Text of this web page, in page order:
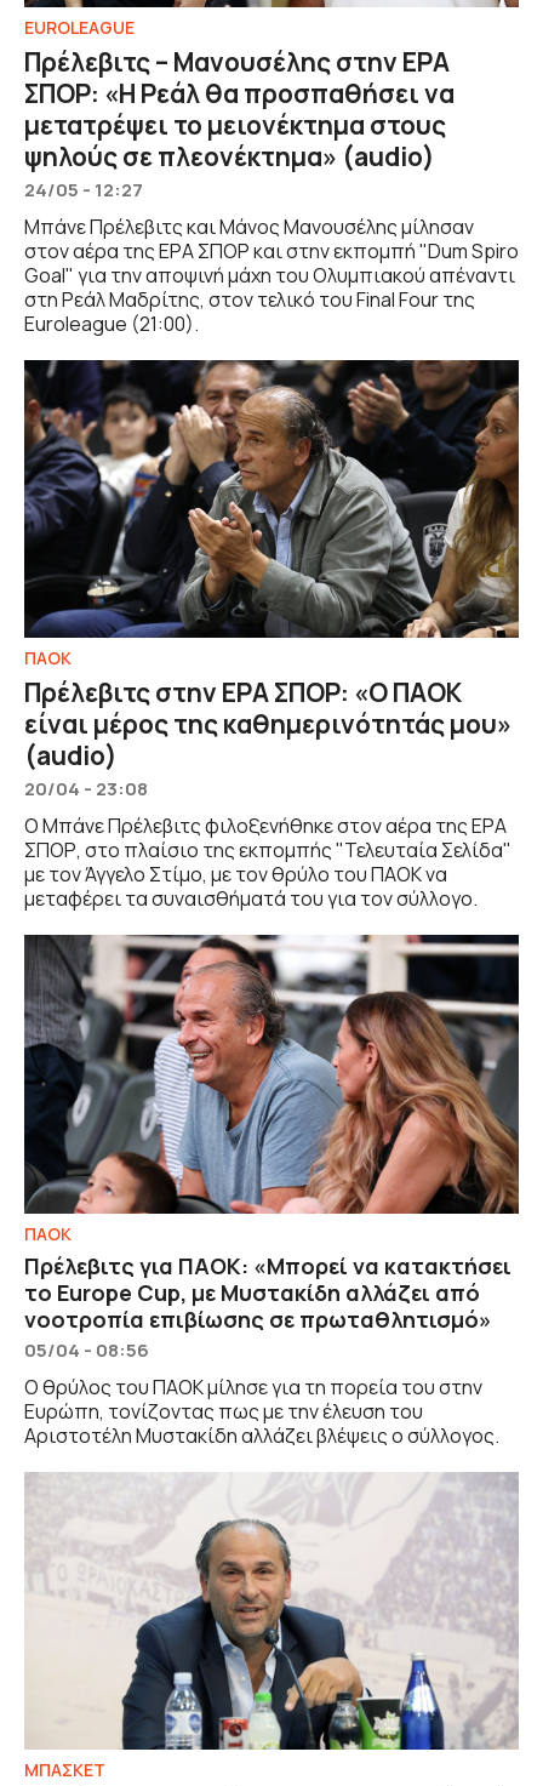
EUROLEAGUE
Πρέλεβιτς – Μανουσέλης στην ΕΡΑ
ΣΠΟΡ: «Η Ρεάλ θα προσπαθήσει να
μετατρέψει το μειονέκτημα στους
ψηλούς σε πλεονέκτημα» (audio)
24/05 - 12:27
Μπάνε Πρέλεβιτς και Μάνος Μανουσέλης μίλησαν
στον αέρα της ΕΡΑ ΣΠΟΡ και στην εκπομπή "Dum Spiro
Goal" για την αποψινή μάχη του Ολυμπιακού απέναντι
στη Ρεάλ Μαδρίτης, στον τελικό του Final Four της
Euroleague (21:00).
ΠΑΟΚ
Πρέλεβιτς στην ΕΡΑ ΣΠΟΡ: «Ο ΠΑΟΚ
είναι μέρος της καθημερινότητάς μου»
(audio)
20/04 - 23:08
Ο Μπάνε Πρέλεβιτς φιλοξενήθηκε στον αέρα της ΕΡΑ
ΣΠΟΡ, στο πλαίσιο της εκπομπής "Τελευταία Σελίδα"
με τον Άγγελο Στίμο, με τον θρύλο του ΠΑΟΚ να
μεταφέρει τα συναισθήματά του για τον σύλλογο.
ΠΑΟΚ
Πρέλεβιτς για ΠΑΟΚ: «Μπορεί να κατακτήσει
το Europe Cup, με Μυστακίδη αλλάζει από
νοοτροπία επιβίωσης σε πρωταθλητισμό»
05/04 - 08:56
Ο θρύλος του ΠΑΟΚ μίλησε για τη πορεία του στην
Ευρώπη, τονίζοντας πως με την έλευση του
Αριστοτέλη Μυστακίδη αλλάζει βλέψεις ο σύλλογος.
ΜΠΑΣΚΕΤ